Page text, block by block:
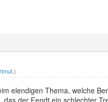
.)
elendigen Thema, welche
der Fendt ein schlechter